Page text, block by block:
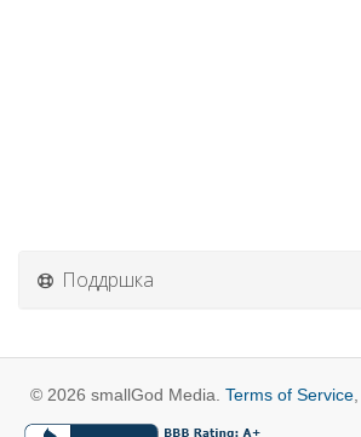
Поддршка
© 2026 smallGod Media. Terms of Service